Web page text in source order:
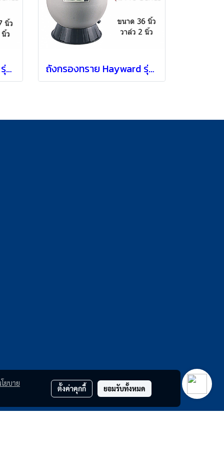
ถังกรองทราย Hayward รุ่น S270T2 แบบ Top mount [ 27" ] ถังกรองทราย Hayward รุ่น S360T2 แบบ Top mount [ 36" ]
ยบาย
ตั้งค่าคุกกี้ ยอมรับทั้งหมด